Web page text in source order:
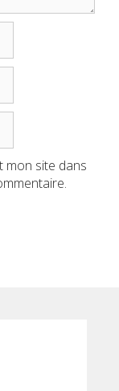
mon site dans